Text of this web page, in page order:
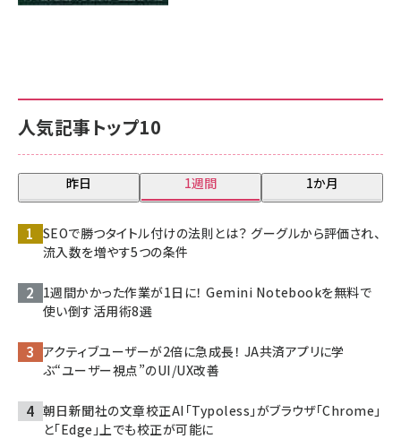
人気記事トップ10
昨日 1週間 1か月
SEOで勝つタイトル付けの法則とは？ グーグルから評価され、
流入数を増やす5つの条件
1週間かかった作業が1日に！ Gemini Notebookを無料で
使い倒す活用術8選
アクティブユーザーが2倍に急成長！ JA共済アプリに学
ぶ“ユーザー視点”のUI/UX改善
朝日新聞社の文章校正AI「Typoless」がブラウザ「Chrome」
と「Edge」上でも校正が可能に